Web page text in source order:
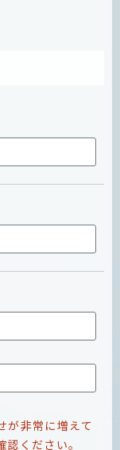
が非常に増えて
ください。